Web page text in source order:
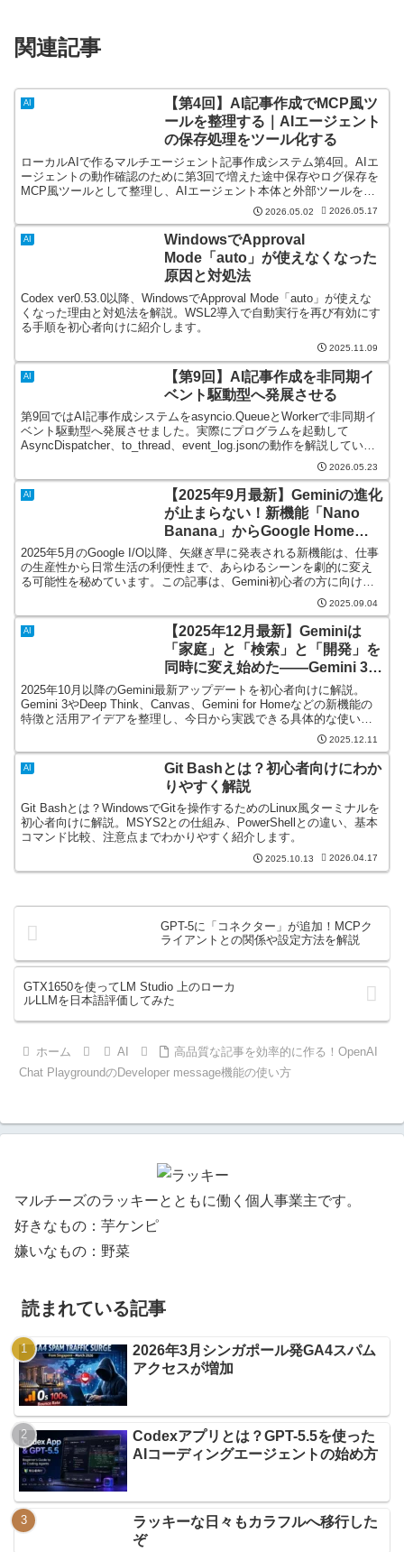
関連記事
AI
【第4回】AI記事作成でMCP風ツ
ールを整理する｜AIエージェント
の保存処理をツール化する
ローカルAIで作るマルチエージェント記事作成システム第4回。AIエ
ージェントの動作確認のために第3回で増えた途中保存やログ保存を
MCP風ツールとして整理し、AIエージェント本体と外部ツールを分
離する考え方を解説します。これによりAIエージェント本体の動き
2026.05.02 2026.05.17
AI
WindowsでApproval
Mode「auto」が使えなくなった
原因と対処法
Codex ver0.53.0以降、WindowsでApproval Mode「auto」が使えな
くなった理由と対処法を解説。WSL2導入で自動実行を再び有効にす
る手順を初心者向けに紹介します。
2025.11.09
AI
【第9回】AI記事作成を非同期イ
ベント駆動型へ発展させる
第9回ではAI記事作成システムをasyncio.QueueとWorkerで非同期イ
ベント駆動型へ発展させました。実際にプログラムを起動して
AsyncDispatcher、to_thread、event_log.jsonの動作を解説していま
2026.05.23
AI
【2025年9月最新】Geminiの進化
が止まらない！新機能「Nano
Banana」からGoogle Home連
携まで解説
2025年5月のGoogle I/O以降、矢継ぎ早に発表される新機能は、仕事
の生産性から日常生活の利便性まで、あらゆるシーンを劇的に変え
る可能性を秘めています。この記事は、Gemini初心者の方に向け
て、2025年9月時点で絶対に知っておくべき最新情報と、すぐに使え
2025.09.04
AI
【2025年12月最新】Geminiは
「家庭」と「検索」と「開発」を
同時に変え始めた――Gemini 3／
Gemini for Home／API変更点ま
とめ（初心者向け）
2025年10月以降のGemini最新アップデートを初心者向けに解説。
Gemini 3やDeep Think、Canvas、Gemini for Homeなどの新機能の
特徴と活用アイデアを整理し、今日から実践できる具体的な使い方
2025.12.11
AI
Git Bashとは？初心者向けにわか
りやすく解説
Git Bashとは？WindowsでGitを操作するためのLinux風ターミナルを
初心者向けに解説。MSYS2との仕組み、PowerShellとの違い、基本
コマンド比較、注意点までわかりやすく紹介します。
2025.10.13 2026.04.17
GPT-5に「コネクター」が追加！MCPク
ライアントとの関係や設定方法を解説
GTX1650を使ってLM Studio 上のローカ
ルLLMを日本語評価してみた
ホーム AI
高品質な記事を効率的に作る！OpenAI
Chat PlaygroundのDeveloper message機能の使い方
マルチーズのラッキーとともに働く個人事業主です。
好きなもの：芋ケンピ
嫌いなもの：野菜
読まれている記事
2026年3月シンガポール発GA4スパム
アクセスが増加
Codexアプリとは？GPT-5.5を使った
AIコーディングエージェントの始め方
ラッキーな日々もカラフルへ移行した
ぞ